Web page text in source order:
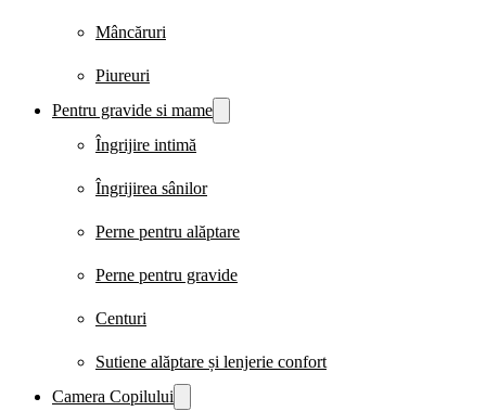
Mâncăruri
Piureuri
Pentru gravide si mame
Îngrijire intimă
Îngrijirea sânilor
Perne pentru alăptare
Perne pentru gravide
Centuri
Sutiene alăptare și lenjerie confort
Camera Copilului